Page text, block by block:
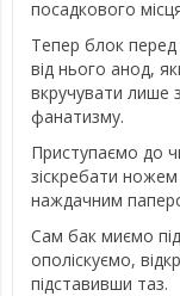
посадкового
Тепер блок
від нього анод,
вкручувати лише
фанатизму.
Приступаємо до
зіскребати
наждачним
Сам бак миємо
ополіскуємо,
підставивши таз.